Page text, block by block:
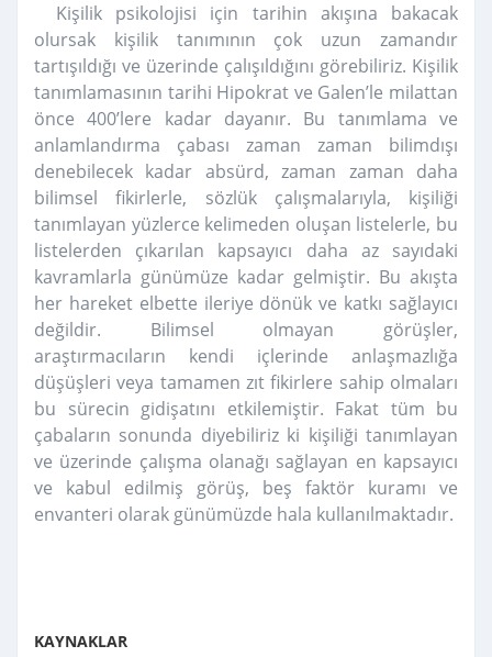
Kişilik psikolojisi için tarihin akışına bakacak
olursak kişilik tanımının çok uzun zamandır
tartışıldığı ve üzerinde çalışıldığını görebiliriz. Kişilik
tanımlamasının tarihi Hipokrat ve Galen’le milattan
önce 400’lere kadar dayanır. Bu tanımlama ve
anlamlandırma çabası zaman zaman bilimdışı
denebilecek kadar absürd, zaman zaman daha
bilimsel fikirlerle, sözlük çalışmalarıyla, kişiliği
tanımlayan yüzlerce kelimeden oluşan listelerle, bu
listelerden çıkarılan kapsayıcı daha az sayıdaki
kavramlarla günümüze kadar gelmiştir. Bu akışta
her hareket elbette ileriye dönük ve katkı sağlayıcı
değildir. Bilimsel olmayan görüşler,
araştırmacıların kendi içlerinde anlaşmazlığa
düşüşleri veya tamamen zıt fikirlere sahip olmaları
bu sürecin gidişatını etkilemiştir. Fakat tüm bu
çabaların sonunda diyebiliriz ki kişiliği tanımlayan
ve üzerinde çalışma olanağı sağlayan en kapsayıcı
ve kabul edilmiş görüş, beş faktör kuramı ve
envanteri olarak günümüzde hala kullanılmaktadır.
KAYNAKLAR